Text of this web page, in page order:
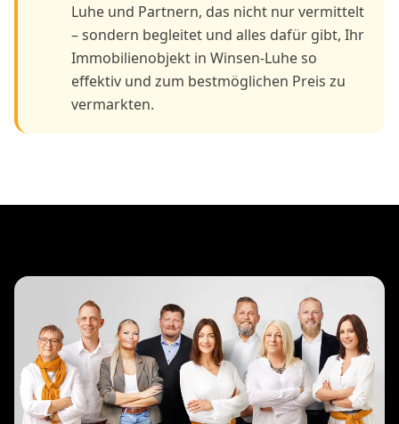
Luhe und Partnern, das nicht nur vermittelt
– sondern begleitet und alles dafür gibt, Ihr
Immobilienobjekt in Winsen-Luhe so
effektiv und zum bestmöglichen Preis zu
vermarkten.